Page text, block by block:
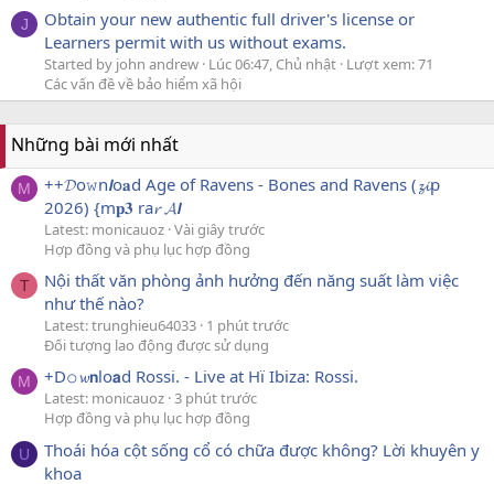
J
Obtain your new authentic full driver's license or
Learners permit with us without exams.
Started by john andrew Lúc 06:47, Chủ nhật Lượt xem: 71
Các vấn đề về bảo hiểm xã hội
Những bài mới nhất
M
++𝓓o𝚠n𝙡o𝐚d Age of Ravens - Bones and Ravens (𝔃𝓲p
2026) {m𝐩𝟑 ra𝓻 𝓐𝙡
Latest: monicauoz Vài giây trước
Hợp đồng và phụ lục hợp đồng
T
Nội thất văn phòng ảnh hưởng đến năng suất làm việc
như thế nào?
Latest: trunghieu64033 1 phút trước
Đối tượng lao động được sử dụng
M +D𝚘𝔀𝗻lo𝗮d Rossi. - Live at Hï Ibiza: Rossi.
Latest: monicauoz 3 phút trước
Hợp đồng và phụ lục hợp đồng
U
Thoái hóa cột sống cổ có chữa được không? Lời khuyên y
khoa